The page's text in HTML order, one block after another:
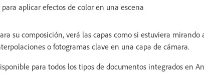
aplicar efectos de color en una escena
su composición, verá las capas como si estuviera mirando
o fotogramas clave en una capa de cámara.
para todos los tipos de documentos integrados en